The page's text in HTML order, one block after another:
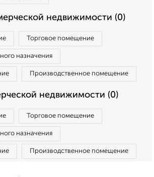
недвижимости (0)
Торговое помещение
назначения
Производственное помещение
недвижимости (0)
Торговое помещение
назначения
Производственное помещение